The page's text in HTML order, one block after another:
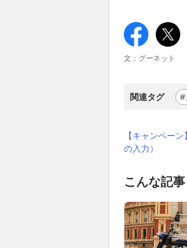
文：グーネット
関連タグ #
【キャンペー
の入力）
こんな記